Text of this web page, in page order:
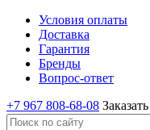
Условия оплаты
Доставка
Гарантия
Бренды
Вопрос-ответ
+7 967 808-68-08